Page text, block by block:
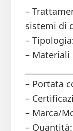
–
sistemi di
– Tipologia:
– Materiali
– Portata
–
– Marca/
– Quantità: